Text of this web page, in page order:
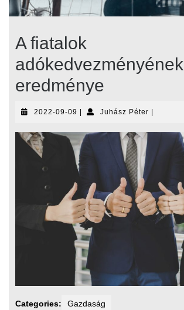
A fiatalok
adókedvezményének
eredménye
2022-09-09 2022-
09
| Juhász PéterJuhász
|
Categories: Gazdaság